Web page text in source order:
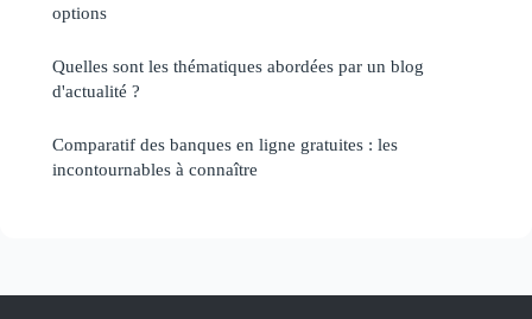
options
Quelles sont les thématiques abordées par un blog
d'actualité ?
Comparatif des banques en ligne gratuites : les
incontournables à connaître